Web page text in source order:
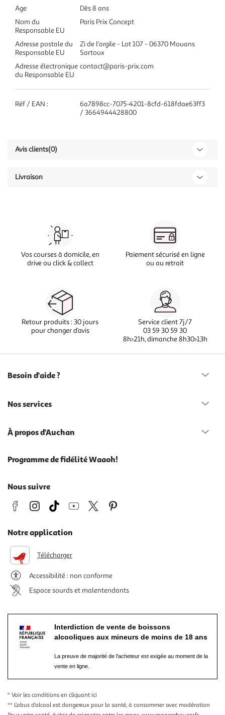
Age
Dès 8 ans
Nom du
Responsable EU
Paris Prix Concept
Adresse postale du
Responsable EU
Zi de l'argile - Lot 107 - 06370 Mouans
Sartoux
Adresse électronique
du Responsable EU
contact@paris-prix.com
Réf / EAN :
6a7898cc-7075-4201-8cfd-618fdae63ff3
/ 3664944428800
Avis clients(0)
Livraison
Vos courses à domicile, en
drive ou click & collect
Paiement sécurisé en ligne
ou au retrait
Retour produits : 30 jours
pour changer d’avis
Service client 7j/7
03 59 30 59 30
8h>21h, dimanche 8h30>13h
Besoin d'aide ?
Nos services
À propos d'Auchan
Programme de fidélité Waaoh!
Nous suivre
Notre application
Télécharger
Accessibilité : non conforme
Espace sourds et malentendants
Interdiction de vente de boissons
alcooliques aux mineurs de moins de 18 ans
La preuve de majorité de l'acheteur est exigée au moment de la
vente en ligne.
* Voir les conditions en cliquant ici
** L’abus d’alcool est dangereux pour la santé, à consommer avec modération